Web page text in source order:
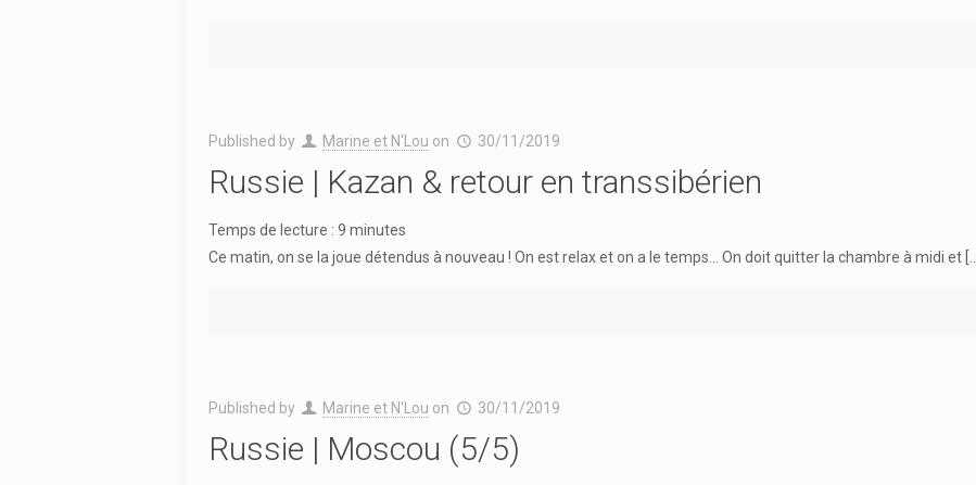
Published by Marine et N'Lou on 30/11/2019
Russie | Kazan & retour en transsibérien
Temps de lecture : 9 minutes
Ce matin, on se la joue détendus à nouveau ! On est relax et on a le temps… On doit quitter la chambre à midi et[…]
Published by Marine et N'Lou on 30/11/2019
Russie | Moscou (5/5)